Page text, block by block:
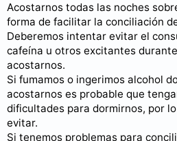
Acostarnos todas las noches
forma de facilitar la conciliación
Deberemos intentar evitar el
cafeína u otros excitantes
acostarnos.
Si fumamos o ingerimos alcohol
acostarnos es probable que
dificultades para dormirnos, por
evitar.
Si tenemos problemas para